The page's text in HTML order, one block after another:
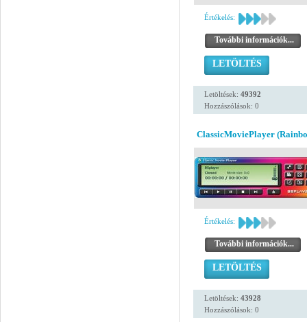
Értékelés:
További információk...
LETÖLTÉS
Letöltések: 49392
Hozzászólások: 0
ClassicMoviePlayer
Értékelés:
További információk...
LETÖLTÉS
Letöltések: 43928
Hozzászólások: 0